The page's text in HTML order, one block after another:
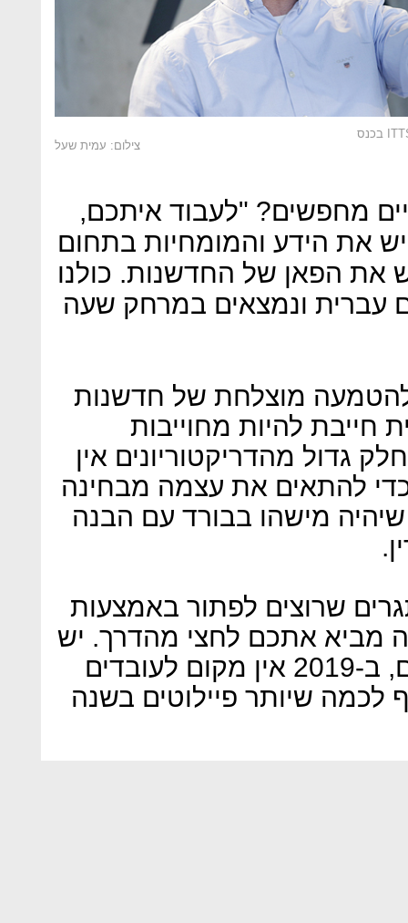
צילום: עמית שעל
מחפשים? "לעבוד איתכם,
את הידע והמומחיות בתחום
את הפאן של החדשנות. כולנו
עברית ונמצאים במרחק שעה
מוצלחת של חדשנות
להיות מחוייבות
גדול מהדריקטוריונים אין
להתאים את עצמה מבחינה
מישהו בבורד עם הבנה
שרוצים לפתור באמצעות
מביא אתכם לחצי מהדרך. יש
להעצים את העובדים הסקרנים, ב-2019 אין מקום לעובדים
לכמה שיותר פיילוטים בשנה